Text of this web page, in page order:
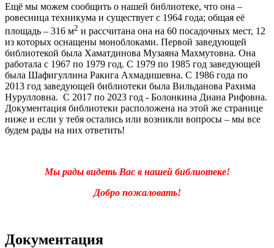
Ещё мы можем сообщить о нашей библиотеке, что она –
ровесница техникума и существует с 1964 года; общая её
площадь – 316 м2 и рассчитана она на 60 посадочных мест, 12
из которых оснащены моноблоками. Первой заведующей
библиотекой была Хаматдинова Музаяна Махмутовна. Она
работала с 1967 по 1979 год. С 1979 по 1985 год заведующей
была Шафигуллина Ракига Ахмадишевна. С 1986 года по
2013 год заведующей библиотеки была Вильданова Рахима
Нурулловна. С 2017 по 2023 год - Болонкина Диана Рифовна.
Документация библиотеки расположена на этой же странице
ниже и если у тебя остались или возникли вопросы – мы все
будем рады на них ответить!
Мы рады видеть Вас в нашей библиотеке!
Добро пожаловать!
Документация